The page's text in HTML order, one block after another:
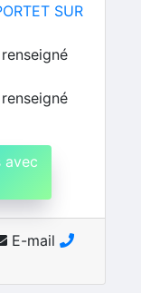
SUR
avec
E-mail